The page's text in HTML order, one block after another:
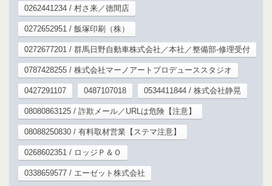
0262441234 / 村さ来／徳間店
0272652951 / 飯塚印刷（株）
0272677201 / 群馬日野自動車株式会社／本社／整備部‐修理受付
0787428255 / 株式会社マーノアートプロデューススタジオ
0427291107 0487107018 0534411844 / 株式会社静晃
08080863125 / 詐欺メール／URLは危険【注意】
08088250830 / 有料取材営業【ステマ注意】
0268602351 / ロッジＰ＆Ｏ
0338659577 / エーゼット株式会社